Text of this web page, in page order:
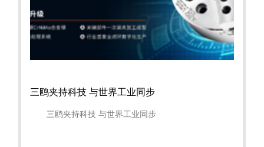
三鸥夹持科技 与世界工业同步
三鸥夹持科技 与世界工业同步